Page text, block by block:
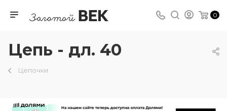
0
Цепь - дл. 40
Цепочки